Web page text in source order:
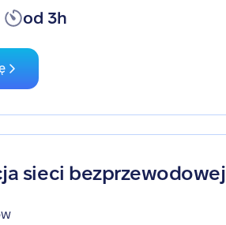
od 3h
sieci bezprzewodowej